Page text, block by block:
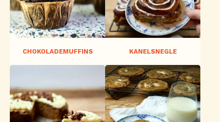
CHOKOLADEMUFFINS KANELSNEGLE